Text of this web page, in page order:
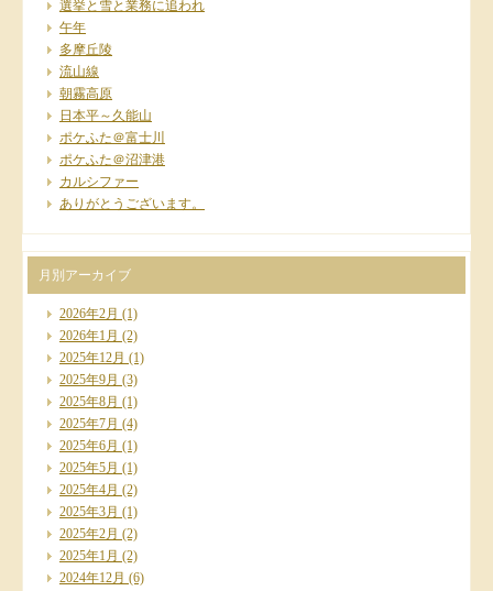
選挙と雪と業務に追われ
午年
多摩丘陵
流山線
朝霧高原
日本平～久能山
ポケふた＠富士川
ポケふた＠沼津港
カルシファー
ありがとうございます。
月別アーカイブ
2026年2月 (1)
2026年1月 (2)
2025年12月 (1)
2025年9月 (3)
2025年8月 (1)
2025年7月 (4)
2025年6月 (1)
2025年5月 (1)
2025年4月 (2)
2025年3月 (1)
2025年2月 (2)
2025年1月 (2)
2024年12月 (6)